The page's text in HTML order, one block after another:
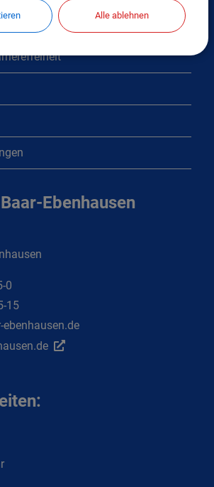
Ebenhausen
0
15
ebenhausen.de
Alle ablehnen